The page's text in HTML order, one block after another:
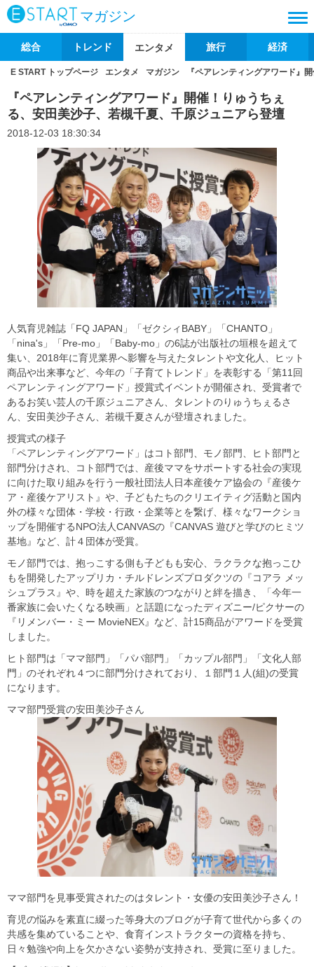
マガジン
総合 トレンド エンタメ 旅行 経済
E START トップページ エンタメ マガジン 『ペアレンティングアワード』
『ペアレンティングアワード』開催！りゅうちぇ
る、安田美沙子、若槻千夏、千原ジュニアら登壇
2018-12-03 18:30:34
人気育児雑誌「FQ JAPAN」「ゼクシィBABY」「CHANTO」
「nina's」「Pre-mo」「Baby-mo」の6誌が出版社の垣根を超えて
集い、2018年に育児業界へ影響を与えたタレントや文化人、ヒット
商品や出来事など、今年の「子育てトレンド」を表彰する「第11回
ペアレンティングアワード」授賞式イベントが開催され、受賞者で
あるお笑い芸人の千原ジュニアさん、タレントのりゅうちぇるさ
ん、安田美沙子さん、若槻千夏さんが登壇されました。
授賞式の様子
「ペアレンティングアワード」はコト部門、モノ部門、ヒト部門と
部門分けされ、コト部門では、産後ママをサポートする社会の実現
に向けた取り組みを行う一般社団法人日本産後ケア協会の『産後ケ
ア・産後ケアリスト』や、子どもたちのクリエイティグ活動と国内
外の様々な団体・学校・行政・企業等とを繋げ、様々なワークショ
ップを開催するNPO法人CANVASの『CANVAS 遊びと学びのヒミツ
基地』など、計４団体が受賞。
モノ部門では、抱っこする側も子どもも安心、ラクラクな抱っこひ
もを開発したアップリカ・チルドレンズプロダクツの『コアラ メッ
シュプラス』や、時を超えた家族のつながりと絆を描き、「今年一
番家族に会いたくなる映画」と話題になったディズニー/ピクサーの
『リメンバー・ミー MovieNEX』など、計15商品がアワードを受賞
しました。
ヒト部門は「ママ部門」「パパ部門」「カップル部門」「文化人部
門」のそれぞれ４つに部門分けされており、１部門１人(組)の受賞
になります。
ママ部門受賞の安田美沙子さん
ママ部門を見事受賞されたのはタレント・女優の安田美沙子さん！
育児の悩みを素直に綴った等身大のブログが子育て世代から多くの
共感を集めていることや、食育インストラクターの資格を持ち、
日々勉強や向上を欠かさない姿勢が支持され、受賞に至りました。